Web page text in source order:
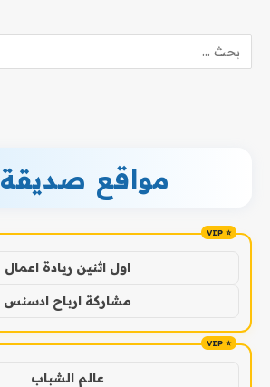
مواقع صديقة
اول اثنين ريادة اعمال
مشاركة ارباح ادسنس
عالم الشباب